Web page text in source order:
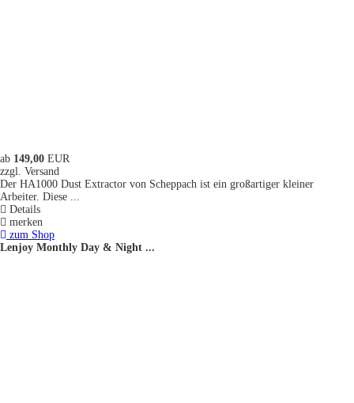
ab 149,00 EUR
zzgl. Versand
Der HA1000 Dust Extractor von Scheppach ist ein großartiger kleiner
Arbeiter. Diese ...
Details
merken
zum Shop
Lenjoy Monthly Day & Night ...